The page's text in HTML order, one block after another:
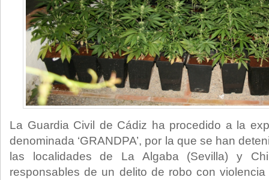
La Guardia Civil de Cádiz ha procedido a la
denominada ‘GRANDPA’, por la que se han
las localidades de La Algaba (Sevilla) y
responsables de un delito de robo con